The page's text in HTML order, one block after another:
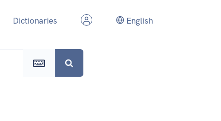
Dictionaries English